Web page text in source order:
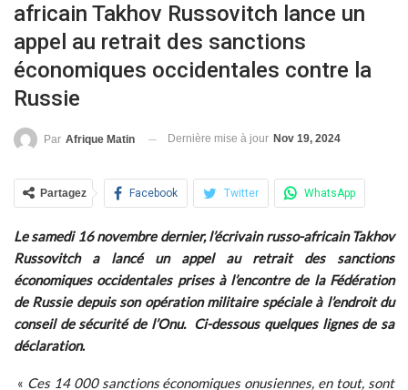
africain Takhov Russovitch lance un
appel au retrait des sanctions
économiques occidentales contre la
Russie
Par Afrique Matin Dernière mise à jour Nov 19, 2024
Partagez Facebook Twitter WhatsApp
Le samedi 16 novembre dernier, l’écrivain russo-africain Takhov
Russovitch a lancé un appel au retrait des sanctions
économiques occidentales prises à l’encontre de la Fédération
de Russie depuis son opération militaire spéciale à l’endroit du
conseil de sécurité de l’Onu. Ci-dessous quelques lignes de sa
déclaration.
« Ces 14 000 sanctions économiques onusiennes, en tout, sont